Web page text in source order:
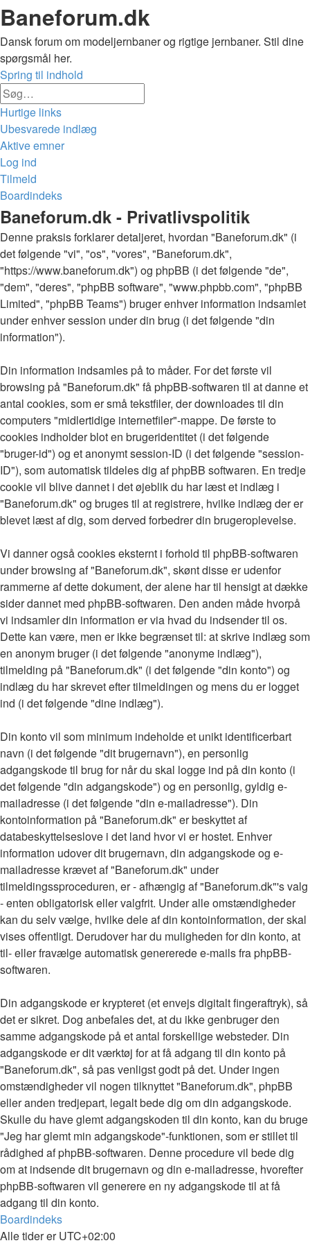
Baneforum.dk
Dansk forum om modeljernbaner og rigtige jernbaner. Stil dine
spørgsmål her.
Spring til indhold
Hurtige links
Ubesvarede indlæg
Aktive emner
Log ind
Tilmeld
Boardindeks
Søg
Baneforum.dk - Privatlivspolitik
Denne praksis forklarer detaljeret, hvordan "Baneforum.dk" (i
det følgende "vi", "os", "vores", "Baneforum.dk",
"https://www.baneforum.dk") og phpBB (i det følgende "de",
"dem", "deres", "phpBB software", "www.phpbb.com", "phpBB
Limited", "phpBB Teams") bruger enhver information indsamlet
under enhver session under din brug (i det følgende "din
information").
Din information indsamles på to måder. For det første vil
browsing på "Baneforum.dk" få phpBB-softwaren til at danne et
antal cookies, som er små tekstfiler, der downloades til din
computers "midlertidige internetfiler"-mappe. De første to
cookies indholder blot en brugeridentitet (i det følgende
"bruger-id") og et anonymt session-ID (i det følgende "session-
ID"), som automatisk tildeles dig af phpBB softwaren. En tredje
cookie vil blive dannet i det øjeblik du har læst et indlæg i
"Baneforum.dk" og bruges til at registrere, hvilke indlæg der er
blevet læst af dig, som derved forbedrer din brugeroplevelse.
Vi danner også cookies eksternt i forhold til phpBB-softwaren
under browsing af "Baneforum.dk", skønt disse er udenfor
rammerne af dette dokument, der alene har til hensigt at dække
sider dannet med phpBB-softwaren. Den anden måde hvorpå
vi indsamler din information er via hvad du indsender til os.
Dette kan være, men er ikke begrænset til: at skrive indlæg som
en anonym bruger (i det følgende "anonyme indlæg"),
tilmelding på "Baneforum.dk" (i det følgende "din konto") og
indlæg du har skrevet efter tilmeldingen og mens du er logget
ind (i det følgende "dine indlæg").
Din konto vil som minimum indeholde et unikt identificerbart
navn (i det følgende "dit brugernavn"), en personlig
adgangskode til brug for når du skal logge ind på din konto (i
det følgende "din adgangskode") og en personlig, gyldig e-
mailadresse (i det følgende "din e-mailadresse"). Din
kontoinformation på "Baneforum.dk" er beskyttet af
databeskyttelseslove i det land hvor vi er hostet. Enhver
information udover dit brugernavn, din adgangskode og e-
mailadresse krævet af "Baneforum.dk" under
tilmeldingssproceduren, er - afhængig af "Baneforum.dk"'s valg
- enten obligatorisk eller valgfrit. Under alle omstændigheder
kan du selv vælge, hvilke dele af din kontoinformation, der skal
vises offentligt. Derudover har du muligheden for din konto, at
til- eller fravælge automatisk genererede e-mails fra phpBB-
softwaren.
Din adgangskode er krypteret (et envejs digitalt fingeraftryk), så
det er sikret. Dog anbefales det, at du ikke genbruger den
samme adgangskode på et antal forskellige websteder. Din
adgangskode er dit værktøj for at få adgang til din konto på
"Baneforum.dk", så pas venligst godt på det. Under ingen
omstændigheder vil nogen tilknyttet "Baneforum.dk", phpBB
eller anden tredjepart, legalt bede dig om din adgangskode.
Skulle du have glemt adgangskoden til din konto, kan du bruge
"Jeg har glemt min adgangskode"-funktionen, som er stillet til
rådighed af phpBB-softwaren. Denne procedure vil bede dig
om at indsende dit brugernavn og din e-mailadresse, hvorefter
phpBB-softwaren vil generere en ny adgangskode til at få
adgang til din konto.
Boardindeks
Alle tider erUTC+02:00